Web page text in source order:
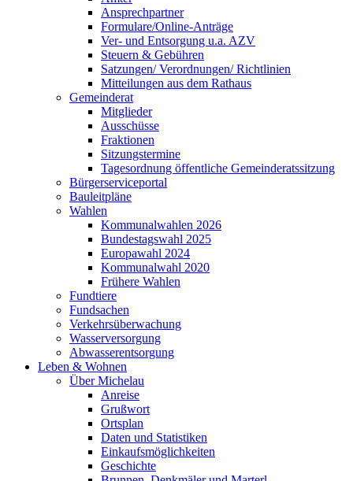
Ansprechpartner
Formulare/Online-Anträge
Ver- und Entsorgung u.a. AZV
Steuern & Gebühren
Satzungen/ Verordnungen/ Richtlinien
Mitteilungen aus dem Rathaus
Gemeinderat
Mitglieder
Ausschüsse
Fraktionen
Sitzungstermine
Tagesordnung öffentliche Gemeinderatssitzung
Bürgerserviceportal
Bauleitpläne
Wahlen
Kommunalwahlen 2026
Bundestagswahl 2025
Europawahl 2024
Kommunalwahl 2020
Frühere Wahlen
Fundtiere
Fundsachen
Verkehrsüberwachung
Wasserversorgung
Abwasserentsorgung
Leben & Wohnen
Über Michelau
Anreise
Grußwort
Ortsplan
Daten und Statistiken
Einkaufsmöglichkeiten
Geschichte